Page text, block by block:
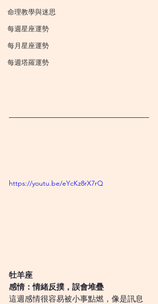
命理教學與迷思
每週星座運勢
每月星座運勢
每週塔羅運勢
https://youtu.be/eYcKz8rX7rQ
牡羊座
感情：情緒反撲，誤會堆疊
這週感情很容易被小事點燃，像是訊息